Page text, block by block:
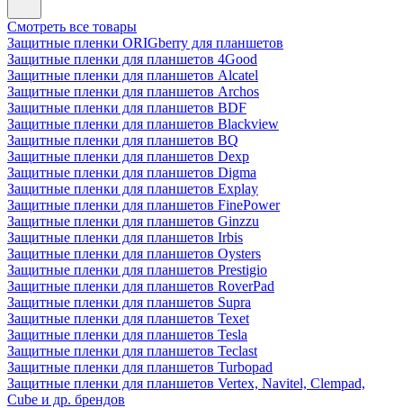
Смотреть все товары
Защитные пленки ORIGberry для планшетов
Защитные пленки для планшетов 4Good
Защитные пленки для планшетов Alcatel
Защитные пленки для планшетов Archos
Защитные пленки для планшетов BDF
Защитные пленки для планшетов Blackview
Защитные пленки для планшетов BQ
Защитные пленки для планшетов Dexp
Защитные пленки для планшетов Digma
Защитные пленки для планшетов Explay
Защитные пленки для планшетов FinePower
Защитные пленки для планшетов Ginzzu
Защитные пленки для планшетов Irbis
Защитные пленки для планшетов Oysters
Защитные пленки для планшетов Prestigio
Защитные пленки для планшетов RoverPad
Защитные пленки для планшетов Supra
Защитные пленки для планшетов Texet
Защитные пленки для планшетов Tesla
Защитные пленки для планшетов Teclast
Защитные пленки для планшетов Turbopad
Защитные пленки для планшетов Vertex, Navitel, Clempad,
Cube и др. брендов